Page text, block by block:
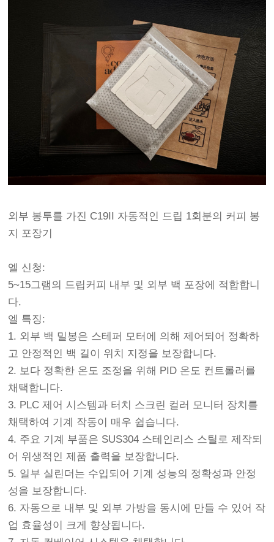
외부 봉투를 가진 C19II 자동적인 드립 1회분의 커피 봉
지 포장기
엘 신청:
5~15그램의 드립커피 내부 및 외부 백 포장에 적합합니
다.
엘 특징:
1. 외부 백 밀봉은 스테퍼 모터에 의해 제어되어 정확하
고 안정적인 백 길이 위치 지정을 보장합니다.
2. 보다 정확한 온도 조정을 위해 PID 온도 컨트롤러를
채택합니다.
3. PLC 제어 시스템과 터치 스크린 컬러 모니터 장치를
채택하여 기계 작동이 매우 쉽습니다.
4. 주요 기계 부품은 SUS304 스테인리스 스틸로 제작되
어 위생적인 제품 출력을 보장합니다.
5. 일부 실린더는 수입되어 기계 성능의 정확성과 안정
성을 보장합니다.
6. 자동으로 내부 및 외부 가방을 동시에 만들 수 있어 작
업 효율성이 크게 향상됩니다.